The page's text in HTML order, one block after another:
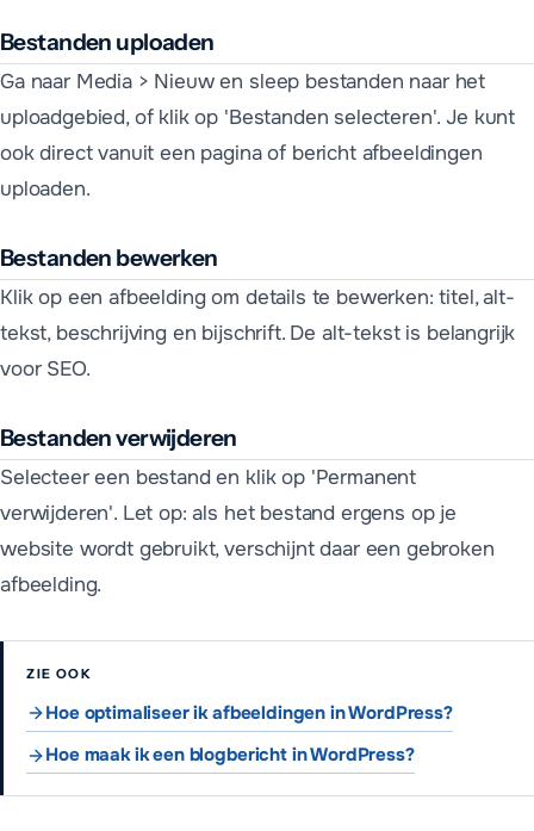
Bestanden uploaden
Ga naar Media > Nieuw en sleep bestanden naar het
uploadgebied, of klik op 'Bestanden selecteren'. Je kunt
ook direct vanuit een pagina of bericht afbeeldingen
uploaden.
Bestanden bewerken
Klik op een afbeelding om details te bewerken: titel, alt-
tekst, beschrijving en bijschrift. De alt-tekst is belangrijk
voor SEO.
Bestanden verwijderen
Selecteer een bestand en klik op 'Permanent
verwijderen'. Let op: als het bestand ergens op je
website wordt gebruikt, verschijnt daar een gebroken
afbeelding.
ZIE OOK
Hoe optimaliseer ik afbeeldingen in WordPress?
Hoe maak ik een blogbericht in WordPress?